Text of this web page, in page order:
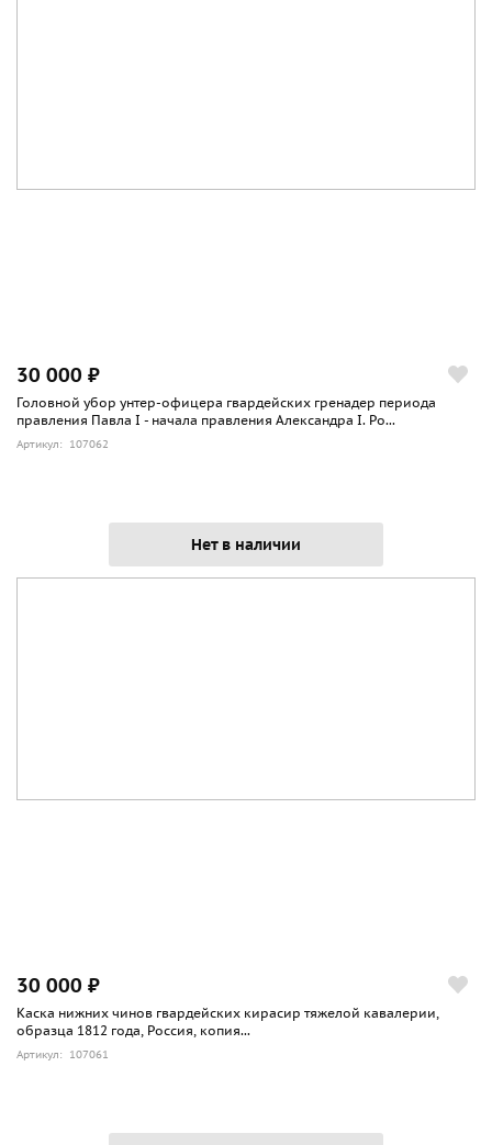
30 000 ₽
Головной убор унтер-офицера гвардейских гренадер периода
правления Павла I - начала правления Александра I. Ро...
Артикул: 107062
Нет в наличии
30 000 ₽
Каска нижних чинов гвардейских кирасир тяжелой кавалерии,
образца 1812 года, Россия, копия...
Артикул: 107061